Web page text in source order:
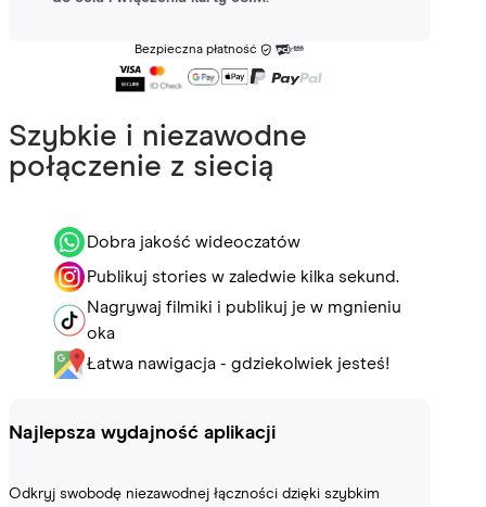
Bezpieczna płatność
Szybkie i niezawodne
połączenie z siecią
Dobra jakość wideoczatów
Publikuj stories w zaledwie kilka sekund.
Nagrywaj filmiki i publikuj je w mgnieniu
oka
Łatwa nawigacja - gdziekolwiek jesteś!
Najlepsza wydajność aplikacji
Odkryj swobodę niezawodnej łączności dzięki szybkim